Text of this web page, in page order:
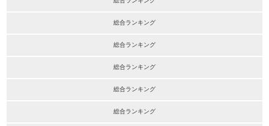
総合ランキング
総合ランキング
総合ランキング
総合ランキング
総合ランキング